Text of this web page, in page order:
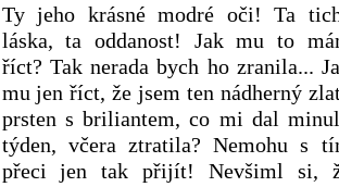
Ty jeho krásné modré oči! Ta
láska, ta oddanost! Jak mu to
říct? Tak nerada bych ho zranila...
mu jen říct, že jsem ten nádherný
prsten s briliantem, co mi dal
týden, včera ztratila? Nemohu s
přeci jen tak přijít! Nevšiml si,